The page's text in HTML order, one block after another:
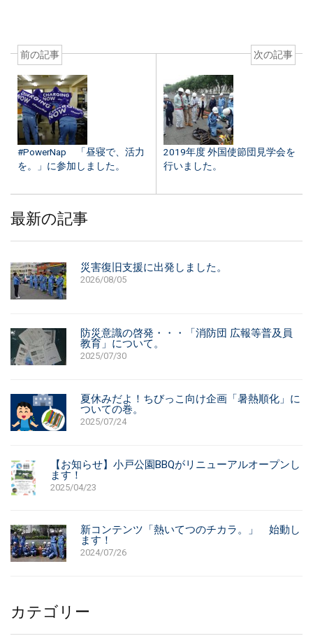
前の記事
#PowerNap 「昼寝で、活力
を。」に参加しました。
次の記事
2019年度 外国使節団見学会を
行いました。
最新の記事
災害復旧支援に出発しました。
2026/08/05
防災意識の啓発・・・「消防団 広報等普及員
教育」について。
2025/07/30
夏休みだよ！ちびっこ向け企画「暑熱順化」に
ついての巻。
2025/07/24
【お知らせ】小戸公園BBQがリニューアルオープンし
ます！
2025/04/23
新コンテンツ「熱いてつのチカラ。」 始動し
ます！
2024/07/26
カテゴリー